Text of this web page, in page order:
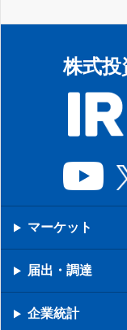
株式投
マーケット
届出・調達
企業統計